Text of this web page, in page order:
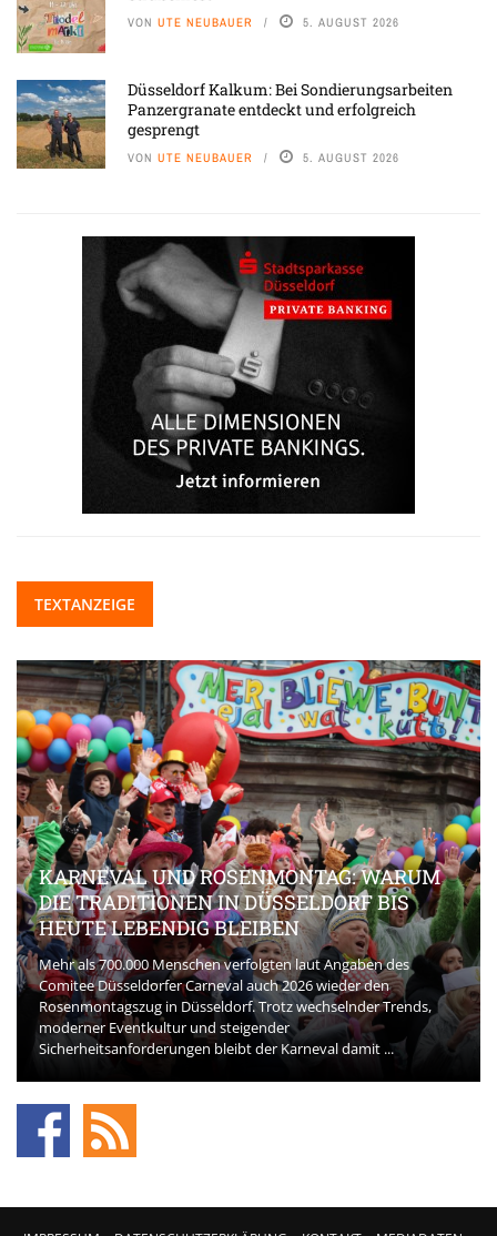
VON UTE NEUBAUER 5. AUGUST 2026
Düsseldorf Kalkum: Bei Sondierungsarbeiten
Panzergranate entdeckt und erfolgreich
gesprengt
VON UTE NEUBAUER 5. AUGUST 2026
TEXTANZEIGE
KARNEVAL UND ROSENMONTAG: WARUM
DIE TRADITIONEN IN DÜSSELDORF BIS
HEUTE LEBENDIG BLEIBEN
Mehr als 700.000 Menschen verfolgten laut Angaben des
Comitee Düsseldorfer Carneval auch 2026 wieder den
Rosenmontagszug in Düsseldorf. Trotz wechselnder Trends,
moderner Eventkultur und steigender
Sicherheitsanforderungen bleibt der Karneval damit ...